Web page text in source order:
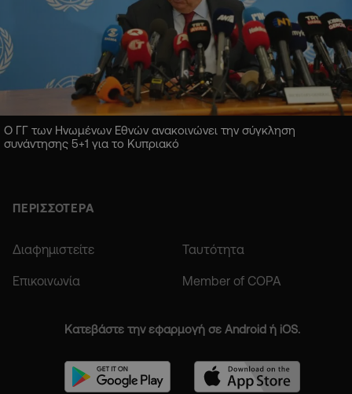
Ο ΓΓ των Ηνωμένων Εθνών ανακοινώνει την σύγκληση
συνάντησης 5+1 για το Κυπριακό
ΠΕΡΙΣΣΟΤΕΡΑ
Διαφημιστείτε Ταυτότητα
Επικοινωνία Member of COPA
Κατεβάστε την εφαρμογή σε Android ή iOS.